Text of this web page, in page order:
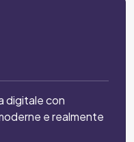
digitale con
e realmente